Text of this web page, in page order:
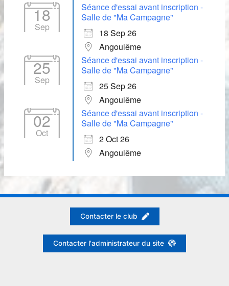
18
Sep
Séance d'essai avant inscription -
Salle de "Ma Campagne"
18 Sep 26
Angoulême
25
Sep
Séance d'essai avant inscription -
Salle de "Ma Campagne"
25 Sep 26
Angoulême
02
Oct
Séance d'essai avant inscription -
Salle de "Ma Campagne"
2 Oct 26
Angoulême
Contacter le club
Contacter l'administrateur du site